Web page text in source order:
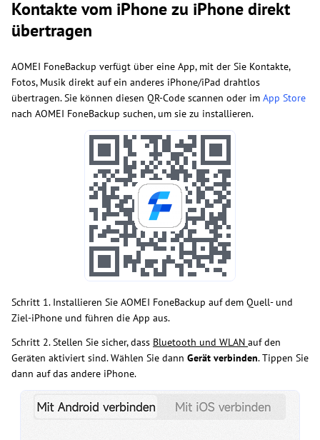
Kontakte vom iPhone zu iPhone direkt
übertragen
AOMEI FoneBackup verfügt über eine App, mit der Sie Kontakte,
Fotos, Musik direkt auf ein anderes iPhone/iPad drahtlos
übertragen. Sie können diesen QR-Code scannen oder im App Store
nach AOMEI FoneBackup suchen, um sie zu installieren.
Schritt 1. Installieren Sie AOMEI FoneBackup auf dem Quell- und
Ziel-iPhone und führen die App aus.
Schritt 2. Stellen Sie sicher, dass Bluetooth und WLAN auf den
Geräten aktiviert sind. Wählen Sie dann Gerät verbinden. Tippen Sie
dann auf das andere iPhone.